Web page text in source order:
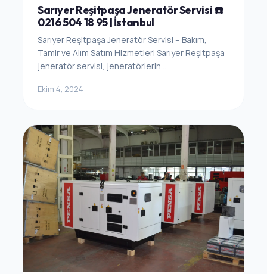
Sarıyer Reşitpaşa Jeneratör Servisi ☎️
0216 504 18 95 | İstanbul
Sarıyer Reşitpaşa Jeneratör Servisi – Bakım,
Tamir ve Alım Satım Hizmetleri Sarıyer Reşitpaşa
jeneratör servisi, jeneratörlerin...
Ekim 4, 2024